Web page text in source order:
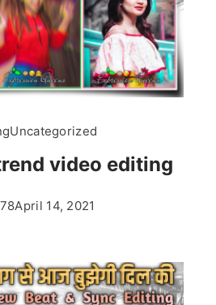
Uncategorized
video editing
April 14, 2021